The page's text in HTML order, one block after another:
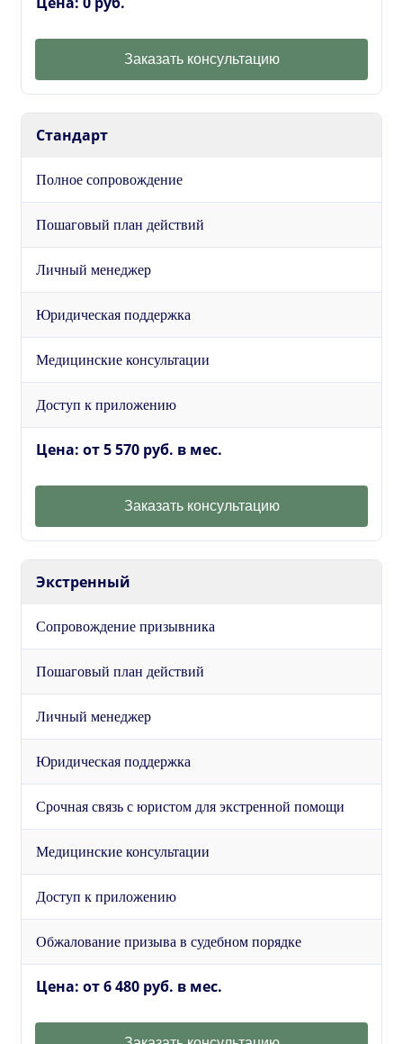
Заказать консультацию
Стандарт
Полное сопровождение
Пошаговый план действий
Личный менеджер
Юридическая поддержка
Медицинские консультации
Доступ к приложению
Цена: от 5 570 руб. в мес.
Заказать консультацию
Экстренный
Сопровождение призывника
Пошаговый план действий
Личный менеджер
Юридическая поддержка
Срочная связь с юристом для экстренной помощи
Медицинские консультации
Доступ к приложению
Обжалование призыва в судебном порядке
Цена: от 6 480 руб. в мес.